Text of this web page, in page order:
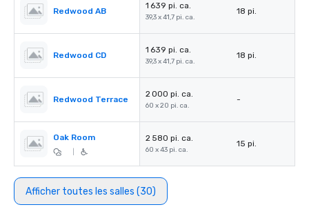
Redwood AB
1 639 pi. ca.
39,3 x 41,7 pi. ca.
18 pi.
Redwood CD
1 639 pi. ca.
39,3 x 41,7 pi. ca.
18 pi.
Redwood Terrace
2 000 pi. ca.
60 x 20 pi. ca.
-
Oak Room 2 580 pi. ca.
60 x 43 pi. ca.
15 pi.
Afficher toutes les salles (30)